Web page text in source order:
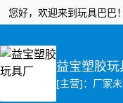
您好，欢迎来到玩具巴巴！
益宝塑胶玩
[主营]：厂家